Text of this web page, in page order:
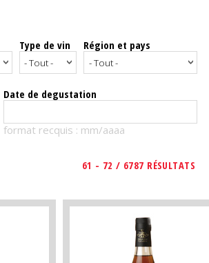
Type de vin Région et pays
Date de degustation
format recquis : mm/aaaa
61 - 72 / 6787 RÉSULTATS